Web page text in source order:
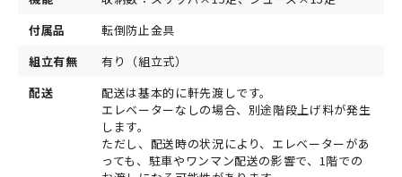
付属品
転倒防止金具
組立有無
有り（組立式）
配送
配送は基本的に軒先渡しです。
エレベーターなしの場合、別途階段上げ料が発生
します。
ただし、配送時の状況により、エレベーターがあ
っても、駐車やワンマン配送の影響で、1階での